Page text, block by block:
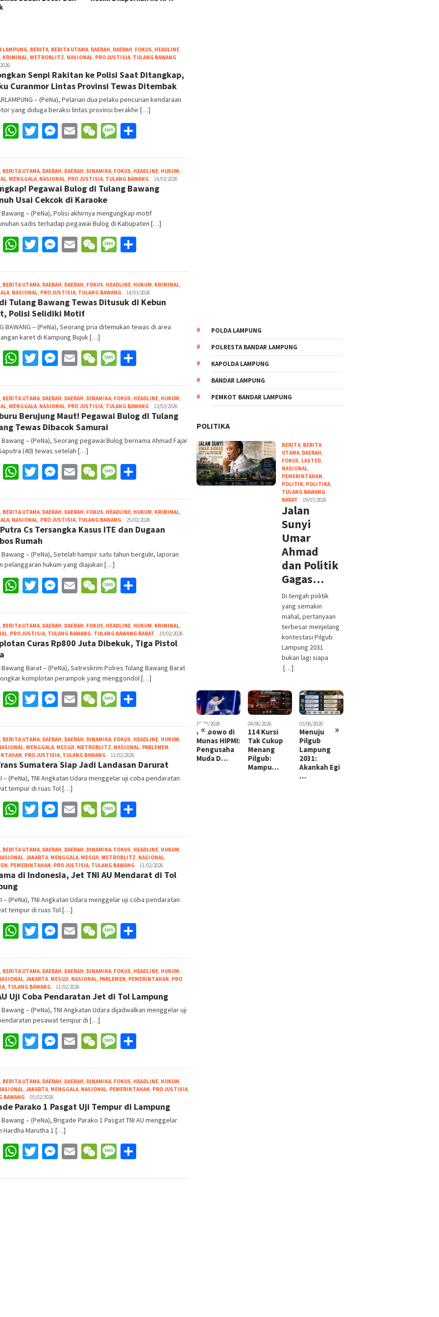
LAMPUNG, BERITA, BERITA UTAMA, DAERAH, DAERAH, FOKUS, HEADLINE,
, KRIMINAL, METROBLITZ, NASIONAL, PRO JUSTISIA, TULANG BAWANG
Senpi Rakitan ke Polisi Saat Ditangkap,
Curanmor Lintas Provinsi Tewas Ditembak
– (PeNa), Pelarian dua pelaku pencurian kendaraan
yang diduga beraksi lintas provinsi berakhir […]
Facebook
WhatsApp
Twitter
Messenger
EmailWeChatMessage
, BERITA UTAMA, DAERAH, DAERAH, DINAMIKA, FOKUS, HEADLINE, HUKUM,
, MENGGALA, NASIONAL, PRO JUSTISIA, TULANG BAWANG Redaksi
Pena
14/03/2026
Pegawai Bulog di Tulang Bawang
Usai Cekcok di Karaoke
Bawang – (PeNa), Polisi akhirnya mengungkap motif
sadis terhadap pegawai Bulog di Kabupaten […]
Facebook
WhatsApp
Twitter
Messenger
EmailWeChatMessage
, BERITA UTAMA, DAERAH, DAERAH, FOKUS, HEADLINE, HUKUM, KRIMINAL,
, NASIONAL, PRO JUSTISIA, TULANG BAWANG Redaksi
Pena
14/03/2026
Tulang Bawang Tewas Ditusuk di Kebun
Polisi Selidiki Motif
BAWANG – (PeNa), Seorang pria ditemukan tewas di area
karet di Kampung Bujuk […]
Facebook
WhatsApp
Twitter
Messenger
EmailWeChatMessage
, BERITA UTAMA, DAERAH, DAERAH, DINAMIKA, FOKUS, HEADLINE, HUKUM,
, MENGGALA, NASIONAL, PRO JUSTISIA, TULANG BAWANG Redaksi
Pena
13/03/2026
Berujung Maut! Pegawai Bulog di Tulang
Tewas Dibacok Samurai
Bawang – (PeNa), Seorang pegawai Bulog bernama Ahmad Fajar
(40) tewas setelah […]
Facebook
WhatsApp
Twitter
Messenger
EmailWeChatMessage
, BERITA UTAMA, DAERAH, DAERAH, FOKUS, HEADLINE, HUKUM, KRIMINAL,
, NASIONAL, PRO JUSTISIA, TULANG BAWANG Redaksi
Pena
25/02/2026
Cs Tersangka Kasus ITE dan Dugaan
Rumah
Bawang – (PeNa), Setelah hampir satu tahun bergulir, laporan
pelanggaran hukum yang diajukan […]
Facebook
WhatsApp
Twitter
Messenger
EmailWeChatMessage
, BERITA UTAMA, DAERAH, DAERAH, FOKUS, HEADLINE, HUKUM, KRIMINAL,
, PRO JUSTISIA, TULANG BAWANG, TULANG BAWANG BARAT Redaksi
Pena
19/02/2026
Curas Rp800 Juta Dibekuk, Tiga Pistol
Bawang Barat – (PeNa), Satreskrim Polres Tulang Bawang Barat
komplotan perampok yang menggondol […]
Facebook
WhatsApp
Twitter
Messenger
EmailWeChatMessage
, BERITA UTAMA, DAERAH, DAERAH, DINAMIKA, FOKUS, HEADLINE, HUKUM,
, MENGGALA, MESUJI, METROBLITZ, NASIONAL, PARLEMEN,
, PRO JUSTISIA, TULANG BAWANG Redaksi
Pena
11/02/2026
Sumatera Siap Jadi Landasan Darurat
– (PeNa), TNI Angkatan Udara menggelar uji coba pendaratan
tempur di ruas Tol […]
Facebook
WhatsApp
Twitter
Messenger
EmailWeChatMessage
, BERITA UTAMA, DAERAH, DAERAH, DINAMIKA, FOKUS, HEADLINE, HUKUM,
, JAKARTA, MENGGALA, MESUJI, METROBLITZ, NASIONAL,
, PEMERINTAHAN, PRO JUSTISIA, TULANG BAWANG Redaksi
Pena
11/02/2026
di Indonesia, Jet TNI AU Mendarat di Tol
– (PeNa), TNI Angkatan Udara menggelar uji coba pendaratan
tempur di ruas Tol […]
Facebook
WhatsApp
Twitter
Messenger
EmailWeChatMessage
, BERITA UTAMA, DAERAH, DAERAH, DINAMIKA, FOKUS, HEADLINE, HUKUM,
, JAKARTA, MESUJI, NASIONAL, PARLEMEN, PEMERINTAHAN, PRO
, TULANG BAWANG Redaksi
Pena
11/02/2026
Uji Coba Pendaratan Jet di Tol Lampung
Bawang – (PeNa), TNI Angkatan Udara dijadwalkan menggelar uji
pesawat tempur di […]
Facebook
WhatsApp
Twitter
Messenger
EmailWeChatMessage
, BERITA UTAMA, DAERAH, DAERAH, DINAMIKA, FOKUS, HEADLINE, HUKUM,
, JAKARTA, MENGGALA, NASIONAL, PEMERINTAHAN, PRO JUSTISIA,
BAWANG Redaksi
Pena
05/02/2026
Parako 1 Pasgat Uji Tempur di Lampung
Bawang – (PeNa), Brigade Parako 1 Pasgat TNI AU menggelar
Hardha Marutha 1 […]
Facebook
WhatsApp
Twitter
Messenger
EmailWeChatMessage
POLDA LAMPUNG
POLRESTA BANDAR LAMPUNG
KAPOLDA LAMPUNG
BANDAR LAMPUNG
PEMKOT BANDAR LAMPUNG
POLITIKA
BERITA, BERITA
UTAMA, DAERAH,
FOKUS, LASTED,
NASIONAL,
PEMERINTAHAN,
POLITIK, POLITIKA,
TULANG BAWANG
BARAT
19/07/2026
Jalan
Sunyi
Umar
Ahmad
dan Politik
Gagas…
Di tengah politik
yang semakin
mahal, pertanyaan
terbesar menjelang
kontestasi Pilgub
Lampung 2031
bukan lagi siapa
[…]
« »
HIPMI:
D…
Tak Cukup
Menang
Pilgub:
Mampu…
Pilgub
Lampung
2031:
Akankah Egi
…
di Lampung
Sempat
10/06/2026
Prabowo di
Munas HIPMI:
Pengusaha
Muda D…
04/06/2026
114 Kursi
Tak Cukup
Menang
Pilgub:
Mampu…
03/06/2026
Menuju
Pilgub
Lampung
2031:
Akankah Egi
…